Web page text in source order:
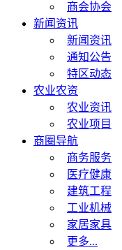
商会协会
新闻资讯
新闻资讯
通知公告
特区动态
农业农资
农业资讯
农业项目
商圈导航
商务服务
医疗健康
建筑工程
工业机械
家居家具
更多...